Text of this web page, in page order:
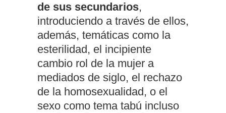
de sus secundarios,
introduciendo a través de ellos,
además, temáticas como la
esterilidad, el incipiente
cambio rol de la mujer a
mediados de siglo, el rechazo
de la homosexualidad, o el
sexo como tema tabú incluso